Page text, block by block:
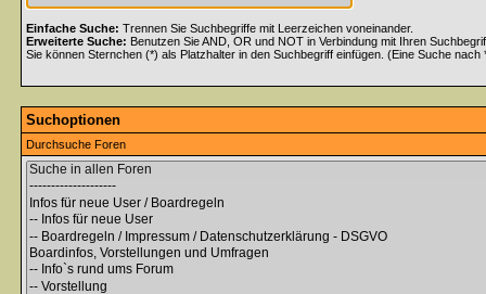
Einfache Suche: Trennen Sie Suchbegriffe mit Leerzeichen voneinander.
Erweiterte Suche: Benutzen Sie AND, OR und NOT in Verbindung mit Ihren
Sie können Sternchen (*) als Platzhalter in den Suchbegriff einfügen. (Eine Suche
Suchoptionen
Durchsuche Foren